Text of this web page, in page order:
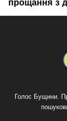
Голос Бущини.